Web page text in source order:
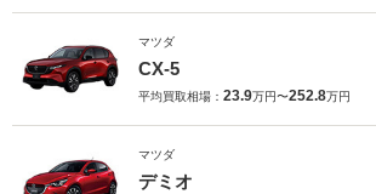
マツダ
CX-5
平均買取相場： 23.9万円〜252.8万円
マツダ
デミオ